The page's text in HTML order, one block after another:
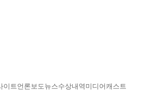
이트언론보도뉴스수상내역미디어캐스트